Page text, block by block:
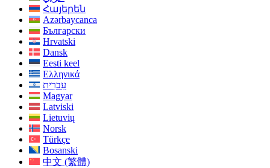
Հայերեն
Azərbaycanca
Български
Hrvatski
Dansk
Eesti keel
Ελληνικά
עִברִית
Magyar
Latviski
Lietuvių
Norsk
Türkçe
Bosanski
中文 (繁體)